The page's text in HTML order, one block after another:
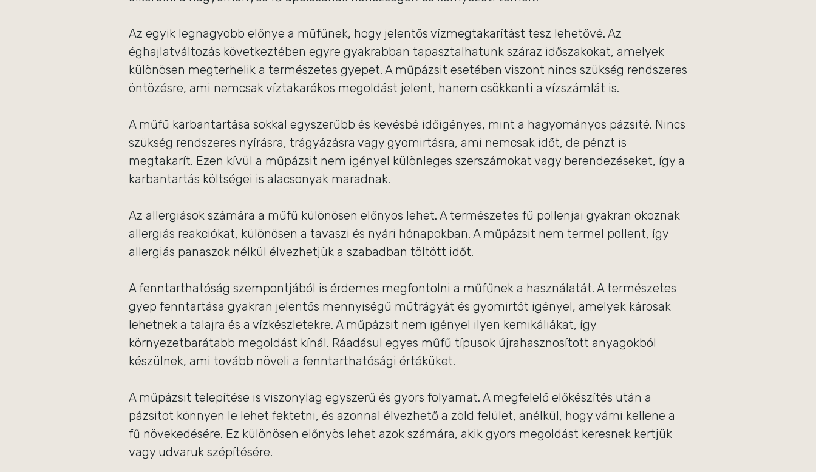
Az egyik legnagyobb előnye a műfűnek, hogy jelentős vízmegtakarítást tesz lehetővé. Az
éghajlatváltozás következtében egyre gyakrabban tapasztalhatunk száraz időszakokat, amelyek
különösen megterhelik a természetes gyepet. A műpázsit esetében viszont nincs szükség rendszeres
öntözésre, ami nemcsak víztakarékos megoldást jelent, hanem csökkenti a vízszámlát is.
A műfű karbantartása sokkal egyszerűbb és kevésbé időigényes, mint a hagyományos pázsité. Nincs
szükség rendszeres nyírásra, trágyázásra vagy gyomirtásra, ami nemcsak időt, de pénzt is
megtakarít. Ezen kívül a műpázsit nem igényel különleges szerszámokat vagy berendezéseket, így a
karbantartás költségei is alacsonyak maradnak.
Az allergiások számára a műfű különösen előnyös lehet. A természetes fű pollenjai gyakran okoznak
allergiás reakciókat, különösen a tavaszi és nyári hónapokban. A műpázsit nem termel pollent, így
allergiás panaszok nélkül élvezhetjük a szabadban töltött időt.
A fenntarthatóság szempontjából is érdemes megfontolni a műfűnek a használatát. A természetes
gyep fenntartása gyakran jelentős mennyiségű műtrágyát és gyomirtót igényel, amelyek károsak
lehetnek a talajra és a vízkészletekre. A műpázsit nem igényel ilyen kemikáliákat, így
környezetbarátabb megoldást kínál. Ráadásul egyes műfű típusok újrahasznosított anyagokból
készülnek, ami tovább növeli a fenntarthatósági értéküket.
A műpázsit telepítése is viszonylag egyszerű és gyors folyamat. A megfelelő előkészítés után a
pázsitot könnyen le lehet fektetni, és azonnal élvezhető a zöld felület, anélkül, hogy várni kellene a
fű növekedésére. Ez különösen előnyös lehet azok számára, akik gyors megoldást keresnek kertjük
vagy udvaruk szépítésére.